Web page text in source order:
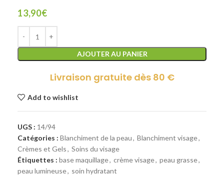
13,90€
AJOUTER AU PANIER
Livraison gratuite dès 80 €
Add to wishlist
UGS : 14/94
Catégories : Blanchiment de la peau, Blanchiment visage,
Crèmes et Gels, Soins du visage
Étiquettes : base maquillage, crème visage, peau grasse,
peau lumineuse, soin hydratant